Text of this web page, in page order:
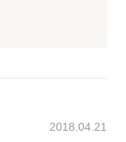
2018.04.21